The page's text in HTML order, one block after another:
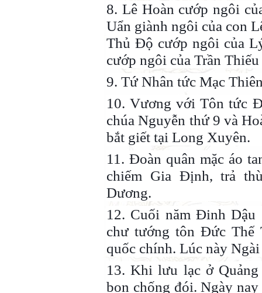
8. Lê Hoàn cướp ngôi
Uẩn giành ngôi của con
Thủ Độ cướp ngôi của
cướp ngôi của Trần
9. Tứ Nhân tức Mạc
10. Vương với Tôn tức
chúa Nguyễn thứ 9 và
bắt giết tại Long Xuyên.
11. Đoàn quân mặc áo
chiếm Gia Định, trả
Dương.
12. Cuối năm Đinh
chư tướng tôn Đức Thế
quốc chính. Lúc này
13. Khi lưu lạc ở
bon chống đói. Ngày